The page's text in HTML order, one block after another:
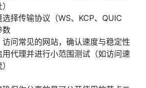
择传输协议（WS、KCP、QUIC
数
问常见的网站，确认速度与稳定性
代理并进行小范围测试（如访问速